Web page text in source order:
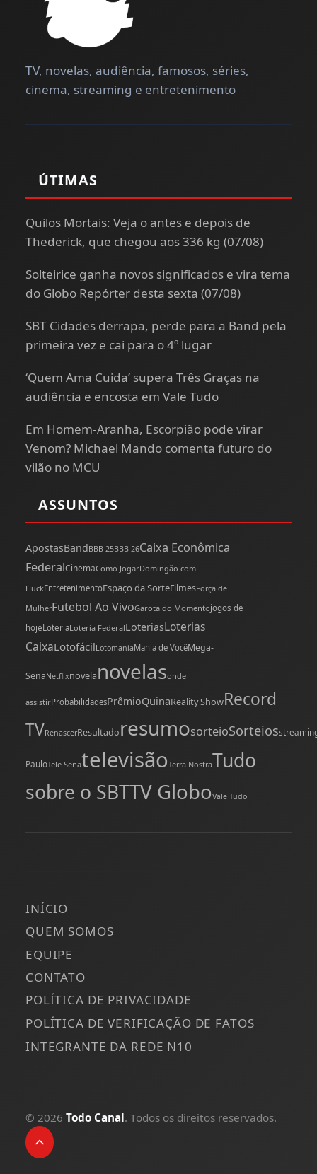
TV, novelas, audiência, famosos, séries,
cinema, streaming e entretenimento
ÚTIMAS
Quilos Mortais: Veja o antes e depois de
Thederick, que chegou aos 336 kg (07/08)
Solteirice ganha novos significados e vira tema
do Globo Repórter desta sexta (07/08)
SBT Cidades derrapa, perde para a Band pela
primeira vez e cai para o 4º lugar
‘Quem Ama Cuida’ supera Três Graças na
audiência e encosta em Vale Tudo
Em Homem-Aranha, Escorpião pode virar
Venom? Michael Mando comenta futuro do
vilão no MCU
ASSUNTOS
ApostasBandBBB 25BBB 26Caixa Econômica
FederalCinemaComo JogarDomingão com
HuckEntretenimentoEspaço da SorteFilmesForça de
MulherFutebol Ao VivoGarota do Momentojogos de
hojeLoteriaLoteria FederalLoteriasLoterias
CaixaLotofácilLotomaniaMania de VocêMega-
SenaNetflixnovelanovelasonde
assistirProbabilidadesPrêmioQuinaReality ShowRecord
TVRenascerResultadoresumosorteioSorteios
PauloTele SenatelevisãoTerra NostraTudo
sobre o SBTTV GloboVale Tudo
INÍCIO
QUEM SOMOS
EQUIPE
CONTATO
POLÍTICA DE PRIVACIDADE
POLÍTICA DE VERIFICAÇÃO DE FATOS
INTEGRANTE DA REDE N10
© 2026 Todo Canal. Todos os direitos reservados.